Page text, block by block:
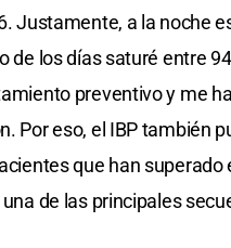
Justamente, a la noche
de los días saturé entre
preventivo y me
Por eso, el IBP también
que han superado
de las principales